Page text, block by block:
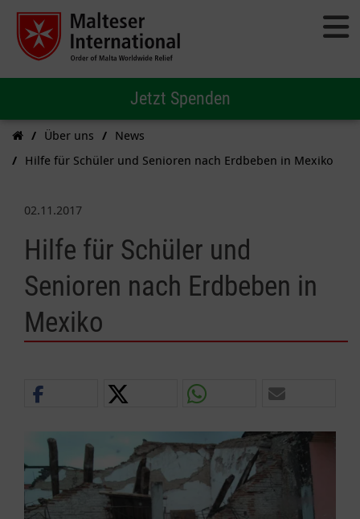
Jetzt Spenden
Über uns
News
Hilfe für Schüler und Senioren nach Erdbeben in Mexiko
02.11.2017
Hilfe für Schüler und
Senioren nach Erdbeben in
Mexiko